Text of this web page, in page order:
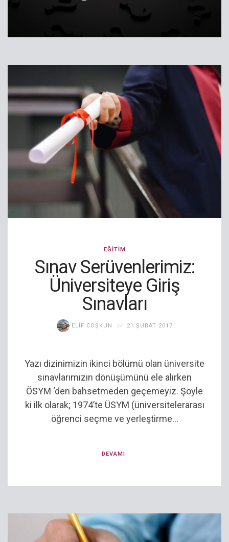
EĞITIM
Sınav Serüvenlerimiz:
Üniversiteye Giriş
Sınavları
ELIF COŞKUN 21 ŞUBAT 2017
Yazı dizinimizin ikinci bölümü olan üniversite
sınavlarımızın dönüşümünü ele alırken
ÖSYM ‘den bahsetmeden geçemeyiz. Şöyle
ki ilk olarak; 1974’te ÜSYM (üniversitelerarası
öğrenci seçme ve yerleştirme...
DEVAMI